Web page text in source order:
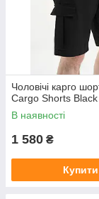
Чоловічі карго
Cargo Shorts Black
В наявності
1 580 ₴
Купити